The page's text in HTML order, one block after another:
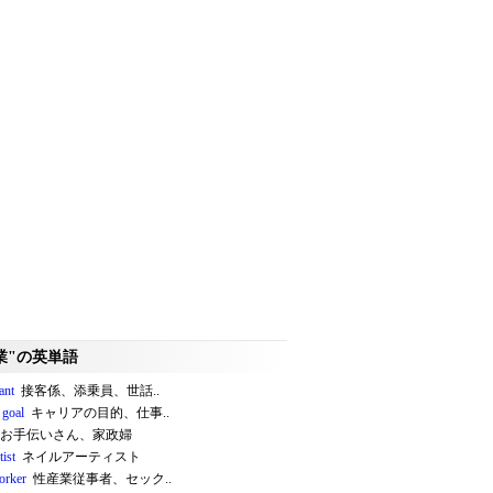
"の英単語
接客係、添乗員、世話..
goal キャリアの目的、仕事..
お手伝いさん、家政婦
ネイルアーティスト
性産業従事者、セック..